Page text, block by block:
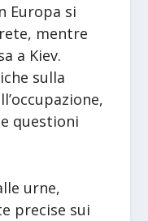
Europa si
mentre
a Kiev.
sulla
questioni
urne,
precise sui